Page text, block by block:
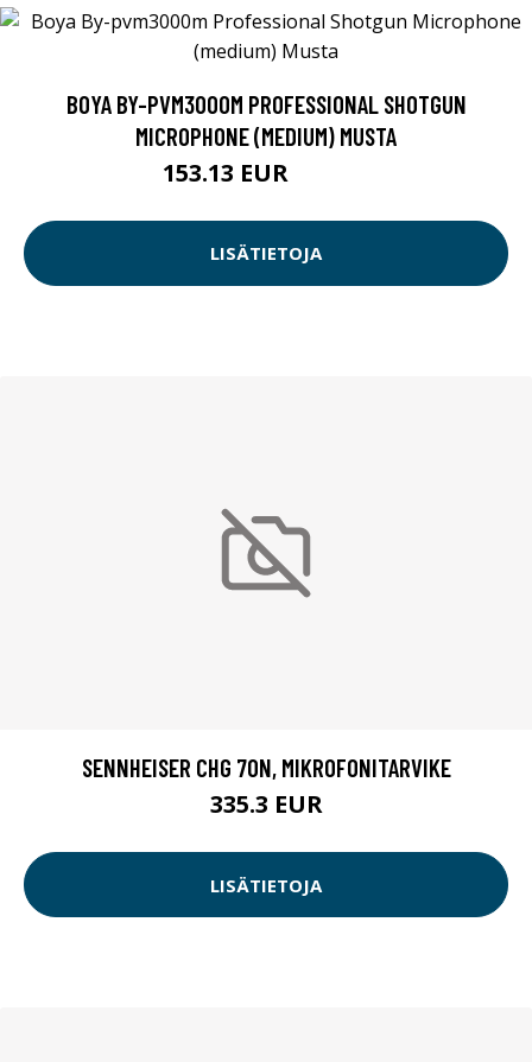
BOYA BY-PVM3000M PROFESSIONAL SHOTGUN
MICROPHONE (MEDIUM) MUSTA
153.13 EUR
LISÄTIETOJA
SENNHEISER CHG 70N, MIKROFONITARVIKE
335.3 EUR
LISÄTIETOJA